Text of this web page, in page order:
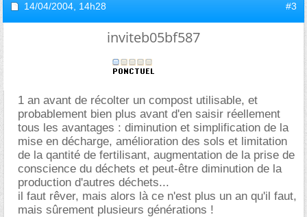
14/04/2004, 14h28 #3
inviteb05bf587
1 an avant de récolter un compost utilisable, et
probablement bien plus avant d'en saisir réellement
tous les avantages : diminution et simplification de la
mise en décharge, amélioration des sols et limitation
de la qantité de fertilisant, augmentation de la prise de
conscience du déchets et peut-être diminution de la
production d'autres déchets...
il faut rêver, mais alors là ce n'est plus un an qu'il faut,
mais sûrement plusieurs générations !